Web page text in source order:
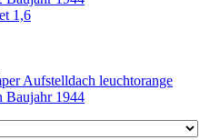
1,6
Aufstelldach leuchtorange
Baujahr 1944